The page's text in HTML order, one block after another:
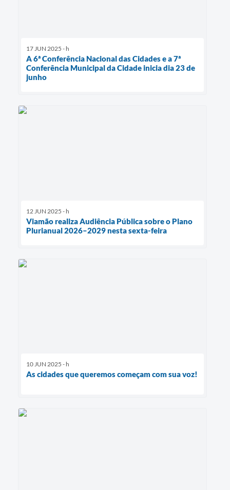
17 JUN 2025 - h
A 6ª Conferência Nacional das Cidades e a 7ª
Conferência Municipal da Cidade inicia dia 23 de
junho
12 JUN 2025 - h
Viamão realiza Audiência Pública sobre o Plano
Plurianual 2026–2029 nesta sexta-feira
10 JUN 2025 - h
As cidades que queremos começam com sua voz!